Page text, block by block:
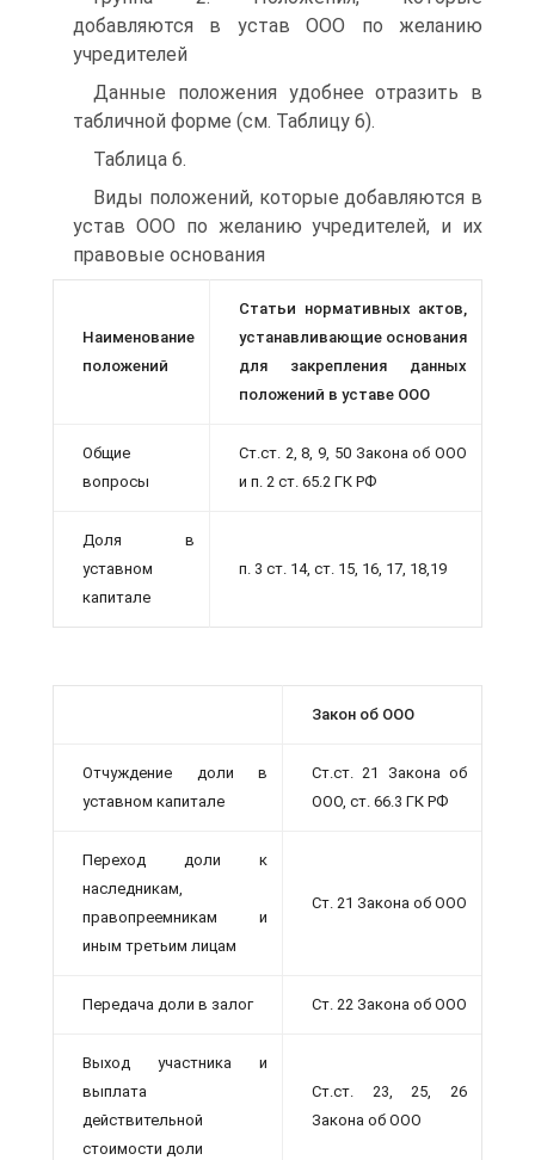
добавляются в устав ООО по желанию
учредителей
Данные положения удобнее отразить в
табличной форме (см. Таблицу 6).
Таблица 6.
Виды положений, которые добавляются в
устав ООО по желанию учредителей, и их
правовые основания
Наименование
положений
Статьи нормативных актов,
устанавливающие основания
для закрепления данных
положений в уставе ООО
Общие
вопросы
Ст.ст. 2, 8, 9, 50 Закона об ООО
и п. 2 ст. 65.2 ГК РФ
Доля в
уставном
капитале
п. 3 ст. 14, ст. 15, 16, 17, 18,19
Закон об ООО
Отчуждение доли в
уставном капитале
Ст.ст. 21 Закона об
ООО, ст. 66.3 ГК РФ
Переход доли к
наследникам,
правопреемникам и
иным третьим лицам
Ст. 21 Закона об ООО
Передача доли в залог Ст. 22 Закона об ООО
Выход участника и
выплата
действительной
стоимости доли
Ст.ст. 23, 25, 26
Закона об ООО